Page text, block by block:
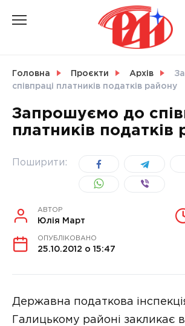
УКРАЇНА
Головна Проєкти Архів
співпраці платників податків району
Запрошуємо до
платників податків
Поширити:
АВТОР
Юлія Март
ОПУБЛІКОВАНО
25.10.2012 о 15:47
Державна податкова
Галицькому районі закликає